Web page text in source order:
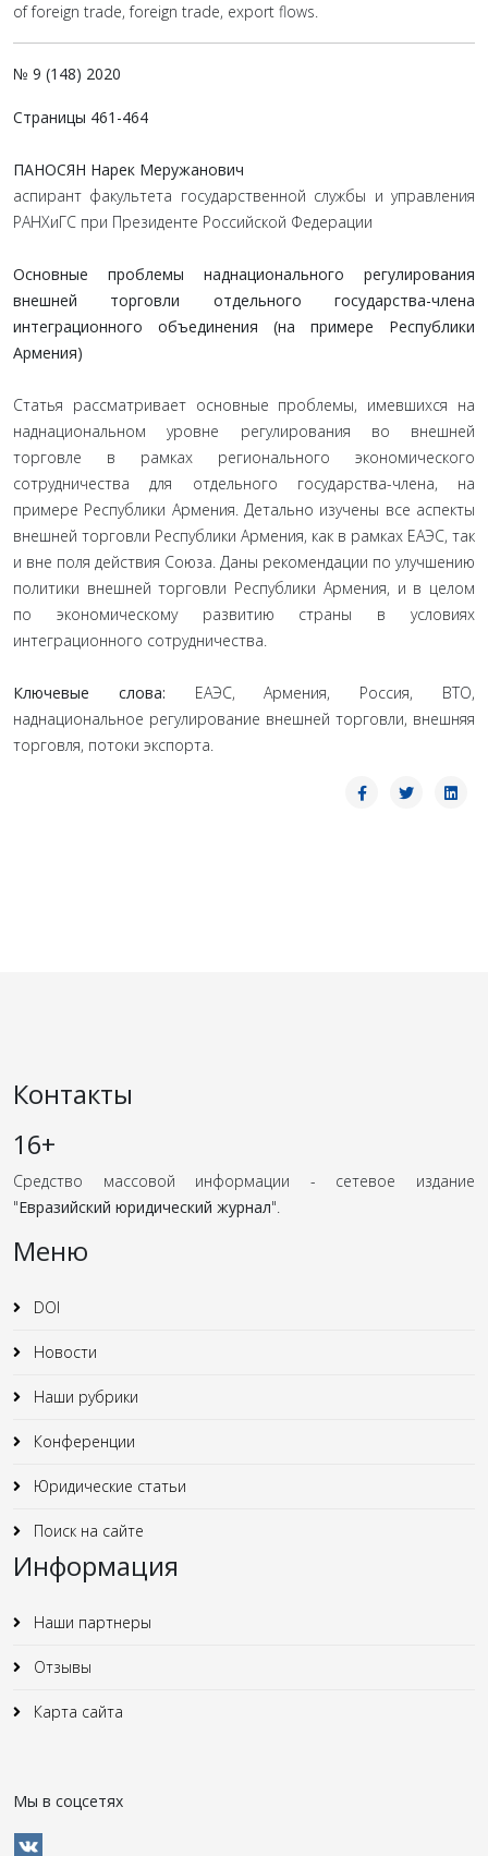
of foreign trade, foreign trade, export flows.
№ 9 (148) 2020
Страницы 461-464
ПАНОСЯН Нарек Меружанович
аспирант факультета государственной службы и управления
РАНХиГС при Президенте Российской Федерации
Основные проблемы наднационального регулирования
внешней торговли отдельного государства-члена
интеграционного объединения (на примере Республики
Армения)
Статья рассматривает основные проблемы, имевшихся на
наднациональном уровне регулирования во внешней
торговле в рамках регионального экономического
сотрудничества для отдельного государства-члена, на
примере Республики Армения. Детально изучены все аспекты
внешней торговли Республики Армения, как в рамках ЕАЭС, так
и вне поля действия Союза. Даны рекомендации по улучшению
политики внешней торговли Республики Армения, и в целом
по экономическому развитию страны в условиях
интеграционного сотрудничества.
Ключевые слова: ЕАЭС, Армения, Россия, ВТО,
наднациональное регулирование внешней торговли, внешняя
торговля, потоки экспорта.
Контакты
16+
Средство массовой информации - сетевое издание
"Евразийский юридический журнал".
Меню
DOI
Новости
Наши рубрики
Конференции
Юридические статьи
Поиск на сайте
Информация
Наши партнеры
Отзывы
Карта сайта
Мы в соцсетях